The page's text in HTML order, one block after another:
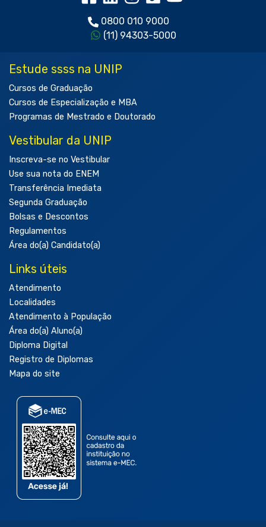
0800 010 9000
(11) 94303-5000
Estude ssss na UNIP
Cursos de Graduação
Cursos de Especialização e MBA
Programas de Mestrado e Doutorado
Vestibular da UNIP
Inscreva-se no Vestibular
Use sua nota do ENEM
Transferência Imediata
Segunda Graduação
Bolsas e Descontos
Regulamentos
Área do(a) Candidato(a)
Links úteis
Atendimento
Localidades
Atendimento à População
Área do(a) Aluno(a)
Diploma Digital
Registro de Diplomas
Mapa do site